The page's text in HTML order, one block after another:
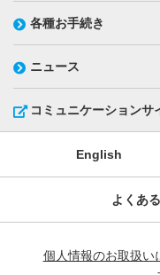
各種お手続き
ニュース
コミュニケーションサ
English
よくあ
個人情報のお取扱い